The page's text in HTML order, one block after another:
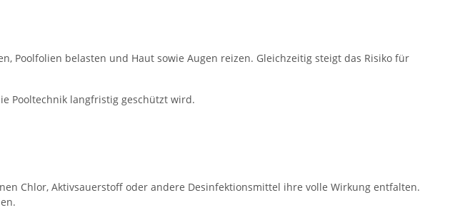
Poolfolien belasten und Haut sowie Augen reizen. Gleichzeitig steigt das Risiko für
Pooltechnik langfristig geschützt wird.
Chlor, Aktivsauerstoff oder andere Desinfektionsmittel ihre volle Wirkung entfalten.